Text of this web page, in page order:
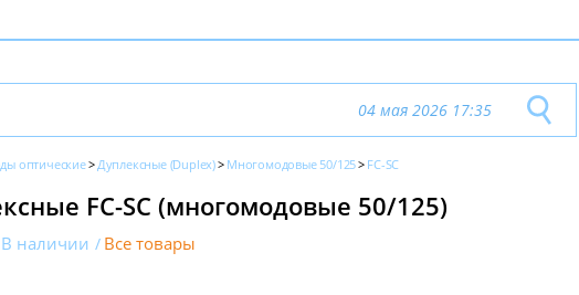
04 мая 2026 17:35
оптические Дуплексные (Duplex) Многомодовые 50/125 FC-SC
FC-SC (многомодовые 50/125)
В наличии Все товары